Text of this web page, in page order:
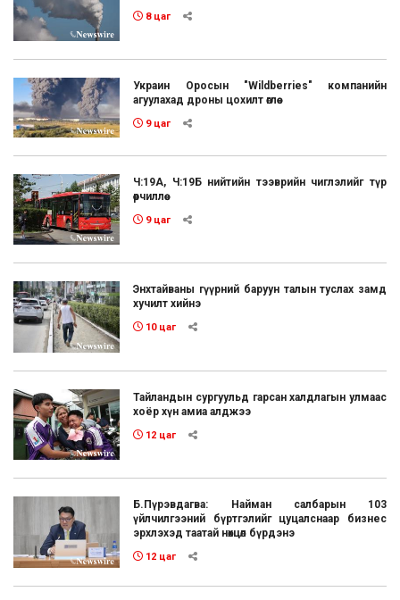
8 цаг
Украин Оросын "Wildberries" компанийн
агуулахад дроны цохилт өглөө
9 цаг
Ч:19А, Ч:19Б нийтийн тээврийн чиглэлийг түр
өөрчиллөө
9 цаг
Энхтайваны гүүрний баруун талын туслах замд
хучилт хийнэ
10 цаг
Тайландын сургуульд гарсан халдлагын улмаас
хоёр хүн амиа алджээ
12 цаг
Б.Пүрэвдагва: Найман салбарын 103
үйлчилгээний бүртгэлийг цуцалснаар бизнес
эрхлэхэд таатай нөхцөл бүрдэнэ
12 цаг